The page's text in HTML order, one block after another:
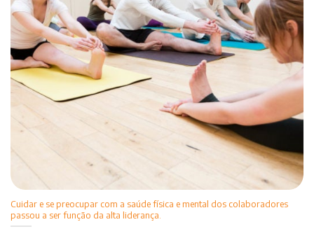
Cuidar e se preocupar com a saúde física e mental dos colaboradores
passou a ser função da alta liderança.